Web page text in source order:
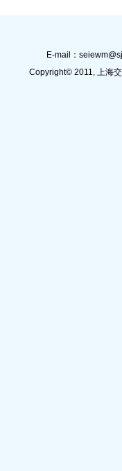
E-mail：
Copyright© 2011, 上海